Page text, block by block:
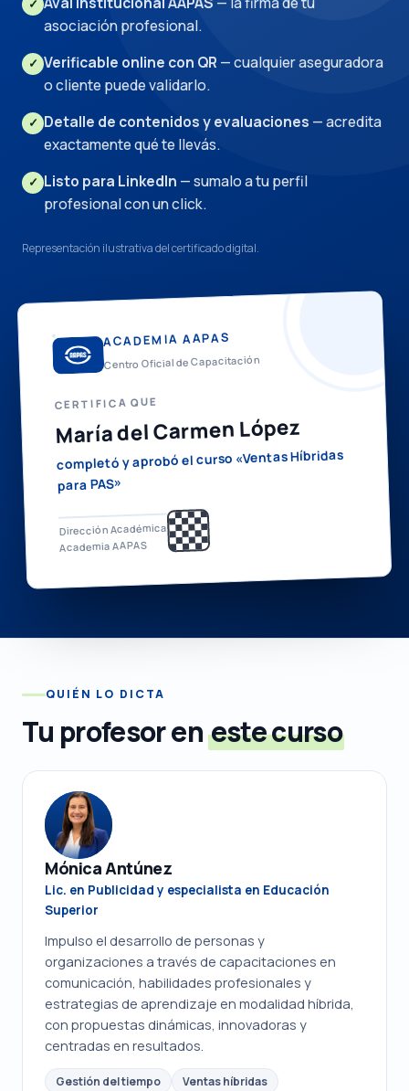
✓
asociación profesional.
✓ Verificable online con QR — cualquier aseguradora
o cliente puede validarlo.
✓ Detalle de contenidos y evaluaciones — acredita
exactamente qué te llevás.
✓ Listo para LinkedIn — sumalo a tu perfil
profesional con un click.
Representación ilustrativa del certificado digital.
ACADEMIA AAPAS
Centro Oficial de Capacitación
CERTIFICA QUE
María del Carmen López
completó y aprobó el curso «Ventas Híbridas
para PAS»
Dirección Académica
Academia AAPAS
QUIÉN LO DICTA
Tu profesor eneste curso
Mónica Antúnez
Lic. en Publicidad y especialista en Educación
Superior
Impulso el desarrollo de personas y
organizaciones a través de capacitaciones en
comunicación, habilidades profesionales y
estrategias de aprendizaje en modalidad híbrida,
con propuestas dinámicas, innovadoras y
centradas en resultados.
Gestión del tiempo
Ventas híbridas